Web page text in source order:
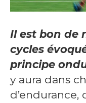
Il est bon de
cycles
principe
y aura dans
d’endurance,